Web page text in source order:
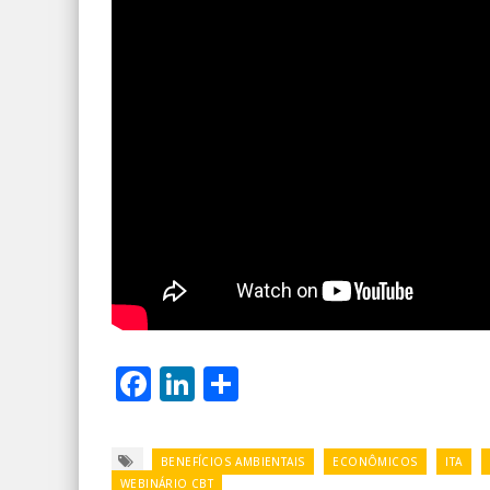
Facebook
LinkedIn
BENEFÍCIOS AMBIENTAIS ECONÔMICOS ITA
WEBINÁRIO CBT